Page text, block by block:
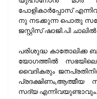
പോളികാര്‍പ്പോസ്
നു നടക്കുന്ന പൊതു
ജസ്റ്റിസ്‌ ഷാജി.പി
പരിശുദ്ധ
യോഗത്തില്‍ സഭയിലെ
വൈദികരും
പ്രദക്ഷിണം,ആത്മീയ
സദ്യ എന്നിവയുണ്ടാവും.